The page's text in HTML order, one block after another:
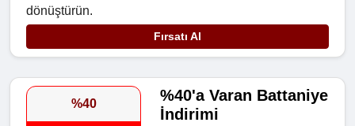
dönüştürün.
Fırsatı Al
%40
%40'a Varan Battaniye
İndirimi